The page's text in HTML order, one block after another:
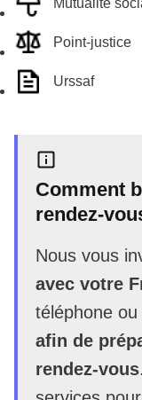
Mutualité
Point-justice
Urssaf
Comment
rendez-
Nous vous
avec votre
téléphone
afin de
rendez-vous